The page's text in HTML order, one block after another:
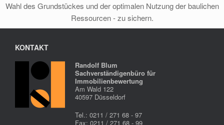
Wahl des Grundstückes und der optimalen Nutzung der baulichen
Ressourcen - zu sichern.
KONTAKT
Randolf Blum
Sachverständigenbüro für
Immobilienbewertung
Am Wald 122
40597 Düsseldorf
Tel.: 0211 / 271 68 - 97
Fax: 0211 / 271 68 - 99